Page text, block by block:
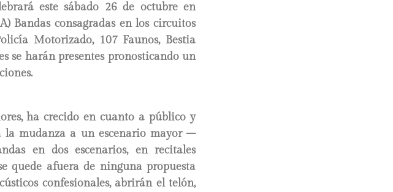
este sábado 26 de octubre en
Bandas consagradas en los circuitos
Motorizado, 107 Faunos, Bestia
se harán presentes pronosticando un
ha crecido en cuanto a público y
la mudanza a un escenario mayor –
en dos escenarios, en recitales
quede afuera de ninguna propuesta
confesionales, abrirán el telón,